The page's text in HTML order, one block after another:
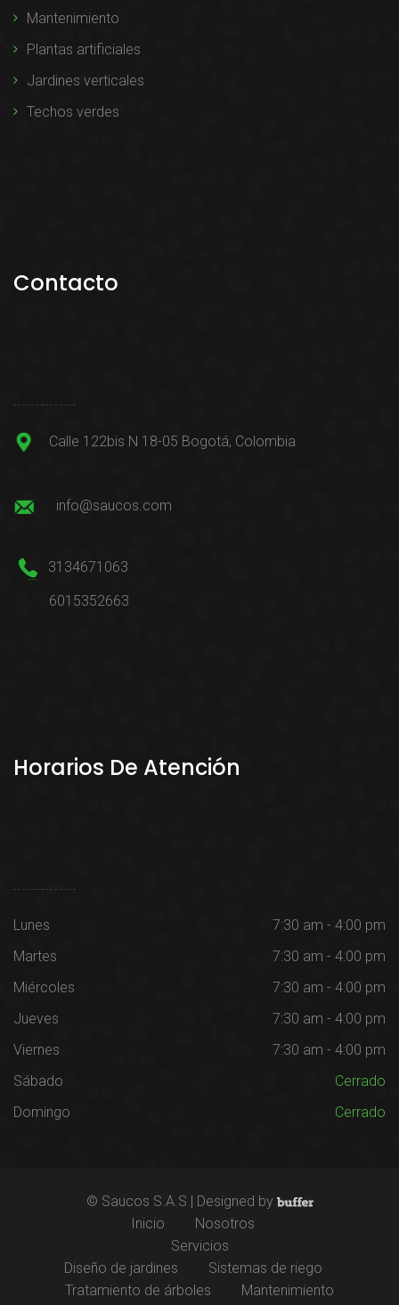
Mantenimiento
Plantas artificiales
Jardines verticales
Techos verdes
Contacto
Calle 122bis N 18-05 Bogotá, Colombia
info@saucos.com
3134671063
6015352663
Horarios De Atención
Lunes
7:30 am - 4:00 pm
Martes
7:30 am - 4:00 pm
Miércoles
7:30 am - 4:00 pm
Jueves
7:30 am - 4:00 pm
Viernes
7:30 am - 4:00 pm
Sábado
Cerrado
Domingo
Cerrado
© Saucos S.A.S | Designed by
Inicio
Nosotros
Servicios
Diseño de jardines
Sistemas de riego
Tratamiento de árboles
Mantenimiento